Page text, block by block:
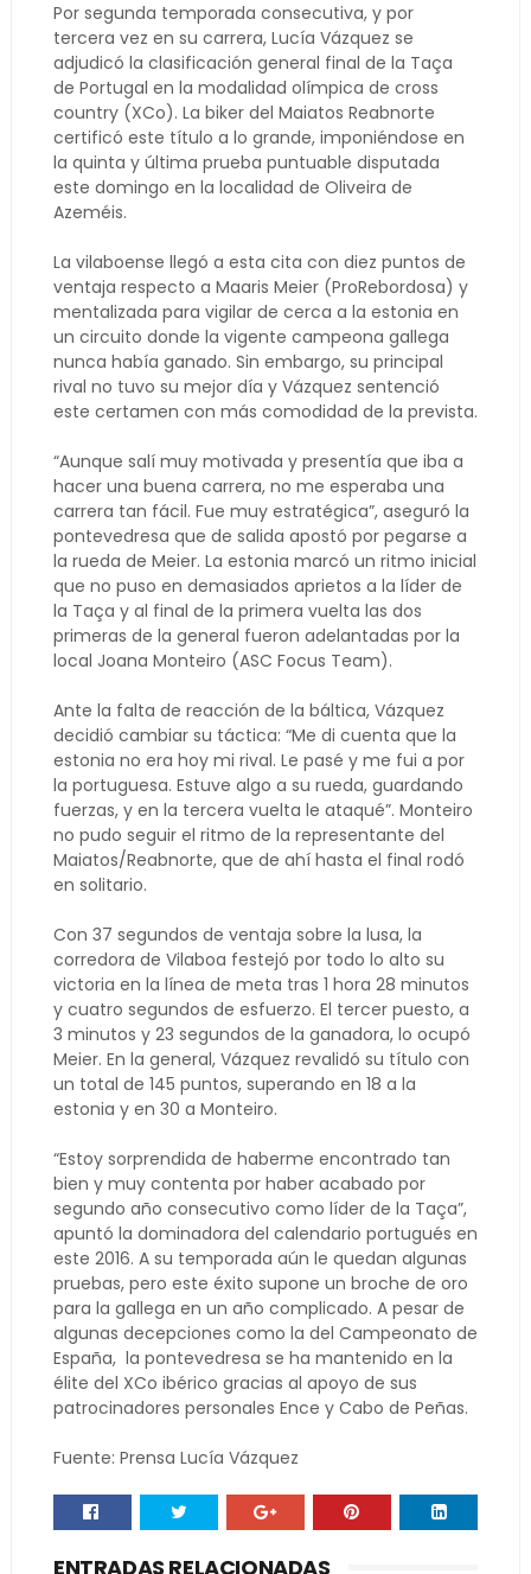
Por segunda temporada consecutiva, y por
tercera vez en su carrera, Lucía Vázquez se
adjudicó la clasificación general final de la Taça
de Portugal en la modalidad olímpica de cross
country (XCo). La biker del Maiatos Reabnorte
certificó este título a lo grande, imponiéndose en
la quinta y última prueba puntuable disputada
este domingo en la localidad de Oliveira de
Azeméis.
La vilaboense llegó a esta cita con diez puntos de
ventaja respecto a Maaris Meier (ProRebordosa) y
mentalizada para vigilar de cerca a la estonia en
un circuito donde la vigente campeona gallega
nunca había ganado. Sin embargo, su principal
rival no tuvo su mejor día y Vázquez sentenció
este certamen con más comodidad de la prevista.
“Aunque salí muy motivada y presentía que iba a
hacer una buena carrera, no me esperaba una
carrera tan fácil. Fue muy estratégica”, aseguró la
pontevedresa que de salida apostó por pegarse a
la rueda de Meier. La estonia marcó un ritmo inicial
que no puso en demasiados aprietos a la líder de
la Taça y al final de la primera vuelta las dos
primeras de la general fueron adelantadas por la
local Joana Monteiro (ASC Focus Team).
Ante la falta de reacción de la báltica, Vázquez
decidió cambiar su táctica: “Me di cuenta que la
estonia no era hoy mi rival. Le pasé y me fui a por
la portuguesa. Estuve algo a su rueda, guardando
fuerzas, y en la tercera vuelta le ataqué”. Monteiro
no pudo seguir el ritmo de la representante del
Maiatos/Reabnorte, que de ahí hasta el final rodó
en solitario.
Con 37 segundos de ventaja sobre la lusa, la
corredora de Vilaboa festejó por todo lo alto su
victoria en la línea de meta tras 1 hora 28 minutos
y cuatro segundos de esfuerzo. El tercer puesto, a
3 minutos y 23 segundos de la ganadora, lo ocupó
Meier. En la general, Vázquez revalidó su título con
un total de 145 puntos, superando en 18 a la
estonia y en 30 a Monteiro.
“Estoy sorprendida de haberme encontrado tan
bien y muy contenta por haber acabado por
segundo año consecutivo como líder de la Taça”,
apuntó la dominadora del calendario portugués en
este 2016. A su temporada aún le quedan algunas
pruebas, pero este éxito supone un broche de oro
para la gallega en un año complicado. A pesar de
algunas decepciones como la del Campeonato de
España, la pontevedresa se ha mantenido en la
élite del XCo ibérico gracias al apoyo de sus
patrocinadores personales Ence y Cabo de Peñas.
Fuente: Prensa Lucía Vázquez
ENTRADAS RELACIONADAS